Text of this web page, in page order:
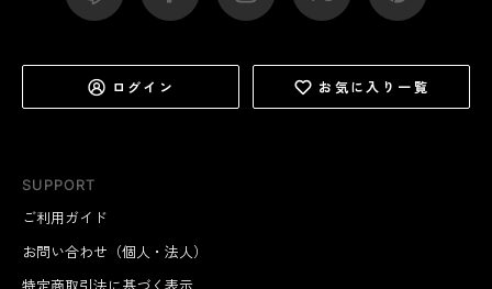
SUPPORT
ご利用ガイド
お問い合わせ（個人・法人）
ログイン お気に入り一覧